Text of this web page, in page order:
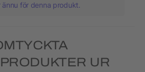
ännu för denna produkt.
UR